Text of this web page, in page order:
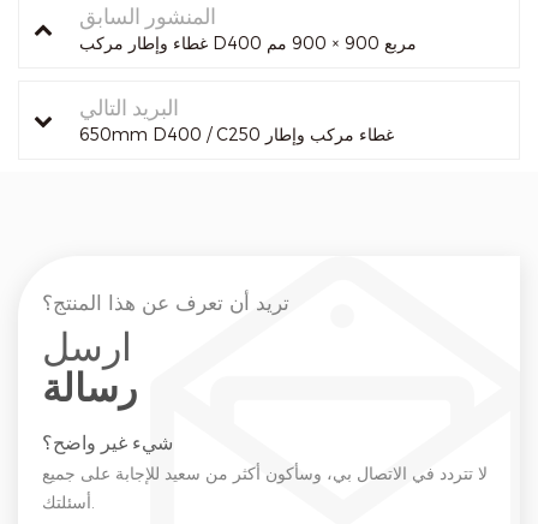
المنشور السابق
غطاء وإطار مركب D400 مربع 900 × 900 مم
البريد التالي
650mm D400 / C250 غطاء مركب وإطار
تريد أن تعرف عن هذا المنتج؟
ارسل
رسالة
شيء غير واضح؟
لا تتردد في الاتصال بي، وسأكون أكثر من سعيد للإجابة على جميع